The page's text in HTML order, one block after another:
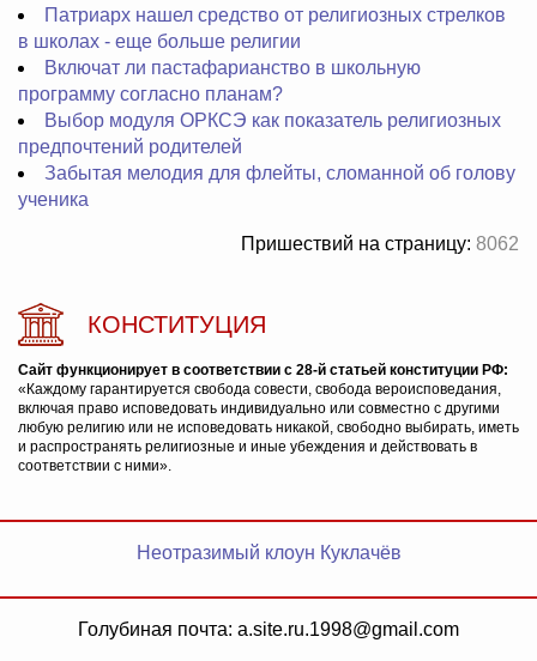
Патриарх нашел средство от религиозных стрелков
в школах - еще больше религии
Включат ли пастафарианство в школьную
программу согласно планам?
Выбор модуля ОРКСЭ как показатель религиозных
предпочтений родителей
Забытая мелодия для флейты, сломанной об голову
ученика
Пришествий на страницу: 8062
КОНСТИТУЦИЯ
Сайт функционирует в соответствии с 28-й статьей конституции РФ:
«Каждому гарантируется свобода совести, свобода вероисповедания,
включая право исповедовать индивидуально или совместно с другими
любую религию или не исповедовать никакой, свободно выбирать, иметь
и распространять религиозные и иные убеждения и действовать в
соответствии с ними».
Неотразимый клоун Куклачёв
Голубиная почта: a.site.ru.1998@gmail.com